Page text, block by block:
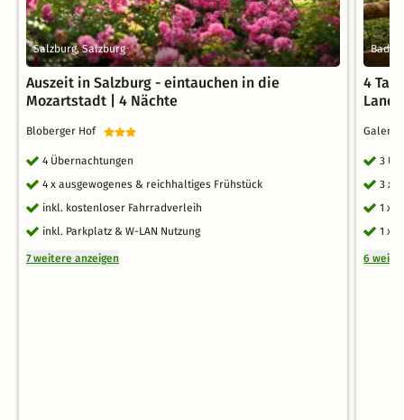
Salzburg, Salzburg
Auszeit in Salzburg - eintauchen in die
Mozartstadt | 4 Nächte
Bloberger Hof
4 Übernachtungen
4 x ausgewogenes & reichhaltiges Frühstück
inkl. kostenloser Fahrradverleih
inkl. Parkplatz & W-LAN Nutzung
7 weitere anzeigen
Bad
4
Land
3
3 x
1 x
1 x
6